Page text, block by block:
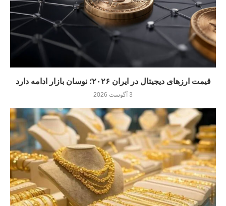
قیمت ارزهای دیجیتال در ایران ۲۰۲۶؛ نوسان بازار ادامه دارد
3 آگوست 2026